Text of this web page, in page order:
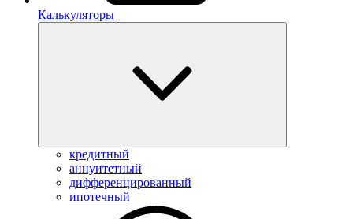
Калькуляторы
кредитный
аннуитетный
дифференцированный
ипотечный